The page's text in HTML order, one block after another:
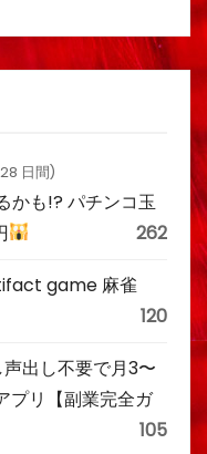
日間)
かも!? パチンコ玉
262
game 麻雀
120
声出し不要で月3〜
プリ【副業完全ガ
105